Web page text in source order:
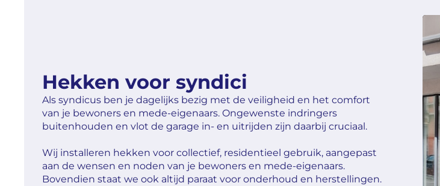
Hekken voor syndici
Als syndicus ben je dagelijks bezig met de veiligheid en het comfort
van je bewoners en mede-eigenaars. Ongewenste indringers
buitenhouden en vlot de garage in- en uitrijden zijn daarbij cruciaal.
Wij installeren hekken voor collectief, residentieel gebruik, aangepast
aan de wensen en noden van je bewoners en mede-eigenaars.
Bovendien staat we ook altijd paraat voor onderhoud en herstellingen.